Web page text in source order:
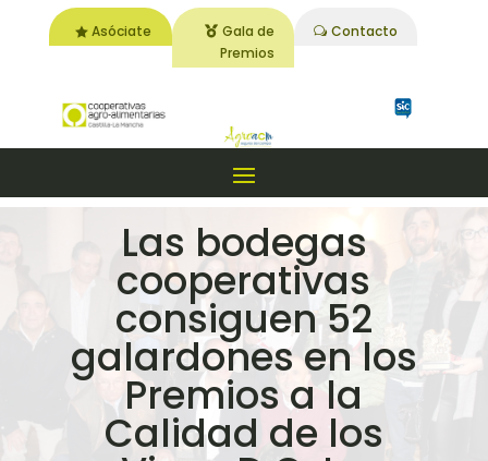
Asóciate
Gala de
Premios
Contacto
Las bodegas
cooperativas
consiguen 52
galardones en los
Premios a la
Calidad de los